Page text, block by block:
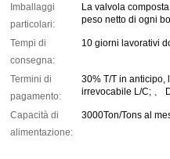
Imballaggi
particolari:
La valvola
peso netto di ogni
Tempi di
consegna:
10 giorni lavorativi
Termini di
pagamento:
30% T/T in anticipo,
irrevocabile L/C; 、
Capacità di
alimentazione:
3000Ton/Tons al